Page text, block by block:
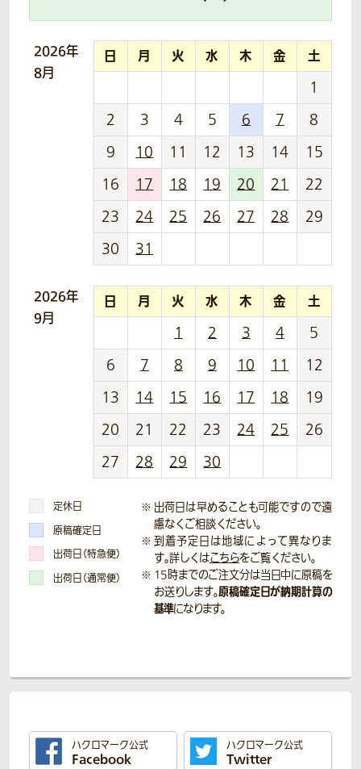
2026年
8月
日 月 火 水 木 金 土
1
2
3 4 5 6 7
8
9
10 11 12 13 14
15
16
17 18 19 20 21
22
23
24 25 26 27 28
29
30
31
2026年
9月
日 月 火 水 木 金 土
1 2 3 4
5
6
7 8 9 10 11
12
13
14 15 16 17 18
19
20
21 22 23 24 25
26
27
28 29 30
定休日
原稿確定日
出荷日（特急便）
出荷日（通常便）
出荷日は早めることも可能ですので遠
慮なくご相談ください。
到着予定日は地域によって異なりま
す。詳しくはこちらをご覧ください。
15時までのご注文分は当日中に原稿を
お送りします。原稿確定日が納期計算の
基準になります。
ハクロマーク公式
Facebook
ハクロマーク公式
Twitter